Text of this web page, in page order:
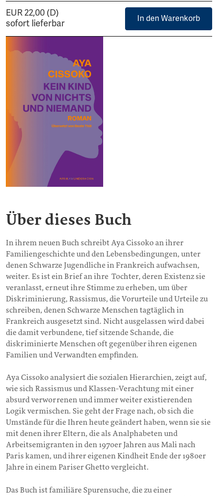
EUR 22,00 (D)
sofort lieferbar
In den Warenkorb
Über dieses Buch
In ihrem neuen Buch schreibt Aya Cissoko an ihrer
Familiengeschichte und den Lebensbedingungen, unter
denen Schwarze Jugendliche in Frankreich aufwachsen,
weiter. Es ist ein Brief an ihre Tochter, deren Existenz sie
veranlasst, erneut ihre Stimme zu erheben, um über
Diskriminierung, Rassismus, die Vorurteile und Urteile zu
schreiben, denen Schwarze Menschen tagtäglich in
Frankreich ausgesetzt sind. Nicht ausgelassen wird dabei
die damit verbundene, tief sitzende Schande, die
diskriminierte Menschen oft gegenüber ihren eigenen
Familien und Verwandten empfinden.
Aya Cissoko analysiert die sozialen Hierarchien, zeigt auf,
wie sich Rassismus und Klassen-Verachtung mit einer
absurd verworrenen und immer weiter existierenden
Logik vermischen. Sie geht der Frage nach, ob sich die
Umstände für die Ihren heute geändert haben, wenn sie sie
mit denen ihrer Eltern, die als Analphabeten und
Arbeitsemigranten in den 1970er Jahren aus Mali nach
Paris kamen, und ihrer eigenen Kindheit Ende der 1980er
Jahre in einem Pariser Ghetto vergleicht.
Das Buch ist familiäre Spurensuche, die zu einer